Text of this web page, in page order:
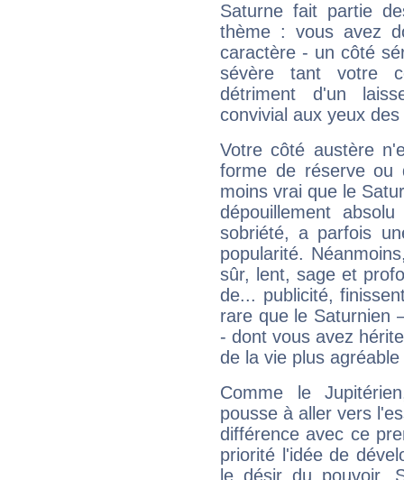
Saturne fait partie
thème : vous avez
caractère - un côté
sévère tant votre
détriment d'un
convivial aux yeux
Votre côté austère
forme de réserve
moins vrai que le
dépouillement
sobriété, a parfois
popularité.
sûr, lent, sage et
de... publicité,
rare que le Saturnien
- dont vous avez
de la vie plus
Comme le
pousse à aller vers
différence avec ce
priorité l'idée de
le désir du pouvoir.